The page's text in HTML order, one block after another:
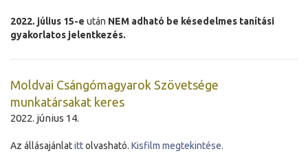
2022. július 15-e után NEM adható be késedelmes tanítási
gyakorlatos jelentkezés.
Moldvai Csángómagyarok Szövetsége
munkatársakat keres
2022. június 14.
Az állásajánlatittolvasható. Kisfilm megtekintése.